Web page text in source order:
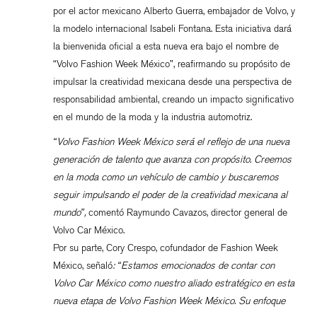
por el actor mexicano Alberto Guerra, embajador de Volvo, y
la modelo internacional Isabeli Fontana. Esta iniciativa dará
la bienvenida oficial a esta nueva era bajo el nombre de
“Volvo Fashion Week México”, reafirmando su propósito de
impulsar la creatividad mexicana desde una perspectiva de
responsabilidad ambiental, creando un impacto significativo
en el mundo de la moda y la industria automotriz.
“Volvo Fashion Week México será el reflejo de una nueva
generación de talento que avanza con propósito. Creemos
en la moda como un vehículo de cambio y buscaremos
seguir impulsando el poder de la creatividad mexicana al
mundo”, comentó Raymundo Cavazos, director general de
Volvo Car México.
Por su parte, Cory Crespo, cofundador de Fashion Week
México, señaló: “Estamos emocionados de contar con
Volvo Car México como nuestro aliado estratégico en esta
nueva etapa de Volvo Fashion Week México. Su enfoque